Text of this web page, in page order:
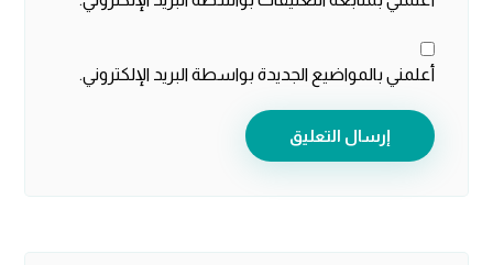
أعلمني بالمواضيع الجديدة بواسطة البريد الإلكتروني.
إرسال التعليق